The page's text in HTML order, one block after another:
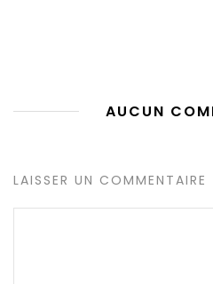
AUCUN
LAISSER UN COMMENTAIRE